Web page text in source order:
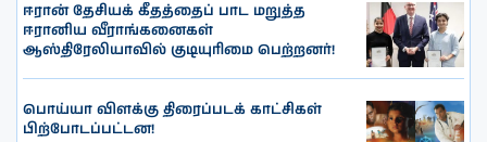
ஈரான் தேசியக் கீதத்தைப் பாட மறுத்த
ஈரானிய வீராங்கனைகள்
ஆஸ்திரேலியாவில் குடியுரிமை பெற்றனர்!
பொய்யா விளக்கு திரைப்படக் காட்சிகள்
பிற்போடப்பட்டன!